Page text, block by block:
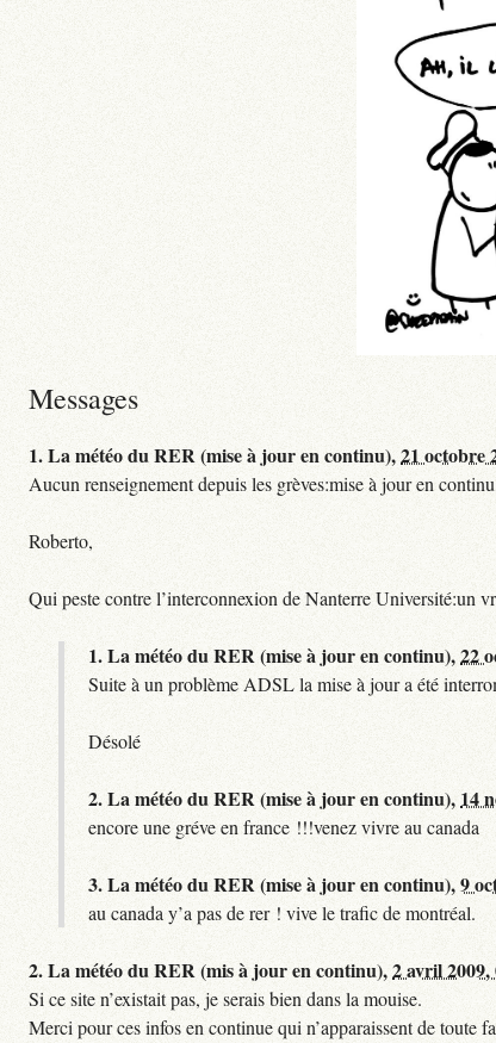
Messages
1.La météo du RER (mise à jour en continu),21 octobre
Aucun renseignement depuis les grèves:mise à jour en
Roberto,
Qui peste contre l’interconnexion de Nanterre Université:un
1.La météo du RER (mise à jour en continu),22
Suite à un problème ADSL la mise à jour a été
Désolé
2.La météo du RER (mise à jour en continu), 14
encore une gréve en france !!!venez vivre au canada
3.La météo du RER (mise à jour en continu),9
au canada y’a pas de rer ! vive le trafic de montréal.
2.La météo du RER (mis à jour en continu),2 avril 2009,
Si ce site n’existait pas, je serais bien dans la mouise.
Merci pour ces infos en continue qui n’apparaissent de toute